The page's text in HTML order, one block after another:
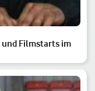
und Filmstarts im